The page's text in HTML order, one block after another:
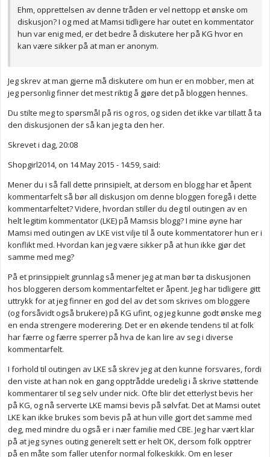
Ehm, opprettelsen av denne tråden er vel nettopp et ønske om
diskusjon? I og med at Mamsi tidligere har outet en kommentator
hun var enig med, er det bedre å diskutere her på KG hvor en
kan være sikker på at man er anonym.
Jeg skrev at man gjerne må diskutere om hun er en mobber, men at
jeg personlig finner det mest riktig å gjøre det på bloggen hennes.
Du stilte meg to spørsmål på ris og ros, og siden det ikke var tillatt å ta
den diskusjonen der så kan jeg ta den her.
Skrevet i dag, 20:08
Shopgirl2014, on 14 May 2015 - 14:59, said:
Mener du i så fall dette prinsipielt, at dersom en blogg har et åpent
kommentarfelt så bør all diskusjon om denne bloggen foregå i dette
kommentarfeltet? Videre, hvordan stiller du deg til outingen av en
helt legitim kommentator (LKE) på Mamsis blogg? I mine øyne har
Mamsi med outingen av LKE vist vilje til å oute kommentatorer hun er i
konflikt med. Hvordan kan jeg være sikker på at hun ikke gjør det
samme med meg?
På et prinsippielt grunnlag så mener jeg at man bør ta diskusjonen
hos bloggeren dersom kommentarfeltet er åpent. Jeg har tidligere gitt
uttrykk for at jeg finner en god del av det som skrives om bloggere
(og forsåvidt også brukere) på KG ufint, og jeg kunne godt ønske meg
en enda strengere moderering. Det er en økende tendens til at folk
har færre og færre sperrer på hva de kan lire av seg i diverse
kommentarfelt.
I forhold til outingen av LKE så skrev jeg at den kunne forsvares, fordi
den viste at han nok en gang opptrådde uredelig i å skrive støttende
kommentarer til seg selv under nick. Ofte blir det etterlyst bevis her
på KG, og nå serverte LKE mamsi bevis på sølvfat. Det at Mamsi outet
LKE kan ikke brukes som bevis på at hun ville gjort det samme med
deg, med mindre du også er i nær familie med CBE. Jeg har vært klar
på at jeg synes outing generelt sett er helt OK, dersom folk opptrer
på en måte som faller utenfor normal folkeskikk. Om en leser